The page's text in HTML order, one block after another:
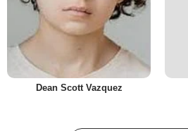
Dean Scott Vazquez